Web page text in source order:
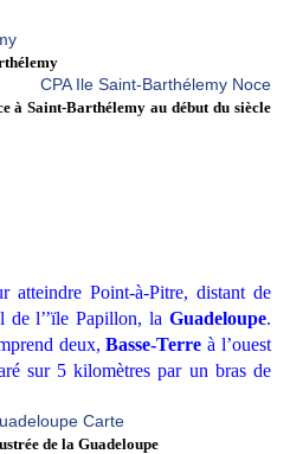
Barthélemy au début du siècle
atteindre Point-à-Pitre, distant de
l’’ïle Papillon, la Guadeloupe.
deux,Basse-Terre à l’ouest
sur 5 kilomètres par un bras de
de la Guadeloupe